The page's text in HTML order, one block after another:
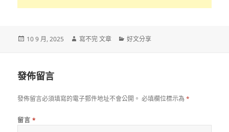
發
10 9 月, 2025
作
寫不完 文章
分
好文分享
發佈留言
發佈留言必須填寫的電子郵件地址不會公開。 必填欄位標示為*
留言 *